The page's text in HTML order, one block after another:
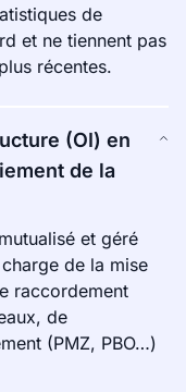
de
et ne tiennent pas
récentes.
(OI) en
de la
et géré
de la mise
raccordement
de
(PMZ, PBO…)